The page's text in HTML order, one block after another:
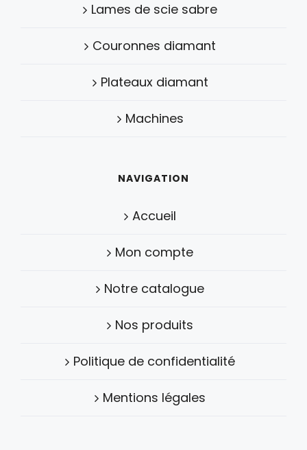
Lames de scie sabre
Couronnes diamant
Plateaux diamant
Machines
NAVIGATION
Accueil
Mon compte
Notre catalogue
Nos produits
Politique de confidentialité
Mentions légales